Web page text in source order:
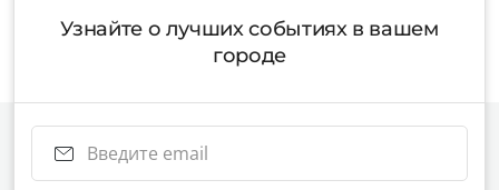
Узнайте о лучших событиях в вашем
городе